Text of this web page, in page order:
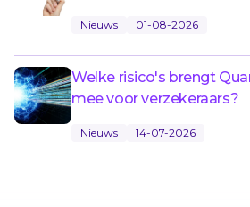
Nieuws 01-08-2026
Welke risico's brengt
mee voor verzekeraars?
Nieuws 14-07-2026